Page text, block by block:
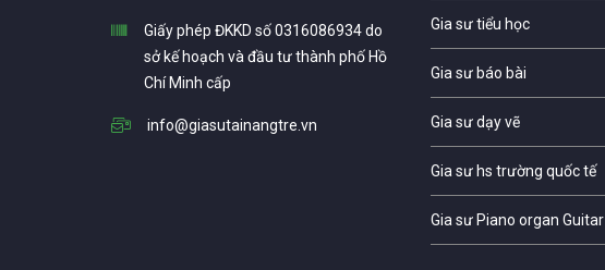
Giấy phép ĐKKD số 0316086934 do
sở kế hoạch và đầu tư thành phố Hồ
Chí Minh cấp
info@giasutainangtre.vn
Gia sư tiểu học
Gia sư báo bài
Gia sư dạy vẽ
Gia sư hs trường quốc tế
Gia sư Piano organ Guitar